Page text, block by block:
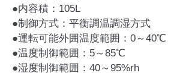
●内容積：105​L
●制御方式：平衡調温調湿方式
●運転可能外囲温度範囲：0～40℃
●温度制御範囲：5～85℃
●湿度制御範囲：40～95%rh